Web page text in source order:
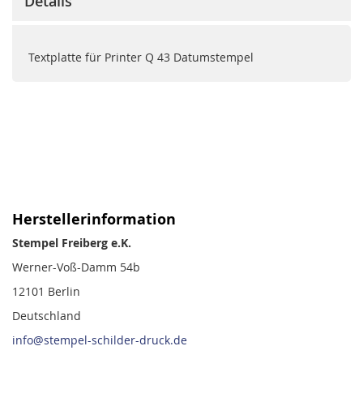
Textplatte für Printer Q 43 Datumstempel
Herstellerinformation
Stempel Freiberg e.K.
Werner-Voß-Damm 54b
12101 Berlin
Deutschland
info@stempel-schilder-druck.de